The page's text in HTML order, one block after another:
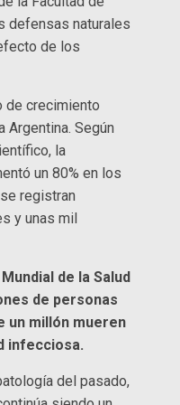
defensas naturales
de los
de crecimiento
Argentina. Según
la
un 80% en los
registran
y unas mil
de la Salud
de personas
un millón mueren
infecciosa.
del pasado,